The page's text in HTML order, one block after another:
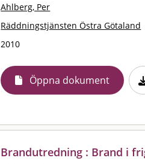
Ahlberg, Per
Räddningstjänsten Östra Götaland
2010
Öppna dokument
Brandutredning : Brand i